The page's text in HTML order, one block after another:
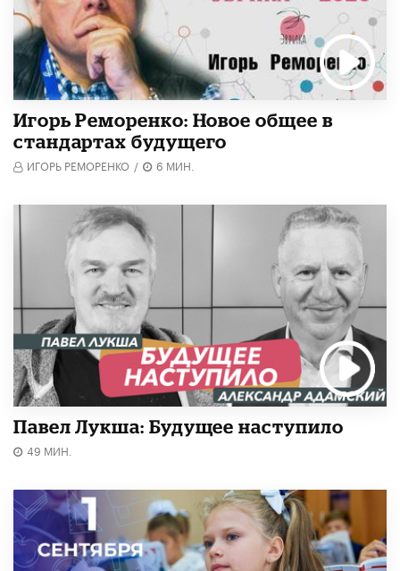
Игорь Реморенко: Новое общее в
стандартах будущего
ИГОРЬ РЕМОРЕНКО / 6 МИН.
Павел Лукша: Будущее наступило
49 МИН.